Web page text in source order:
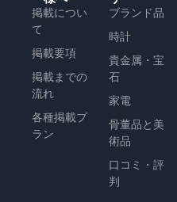
掲載につい
て
掲載要項
掲載までの
流れ
各種掲載プ
ラン
ブランド品
時計
貴金属・宝
石
家電
骨董品と美
術品
口コミ・評
判